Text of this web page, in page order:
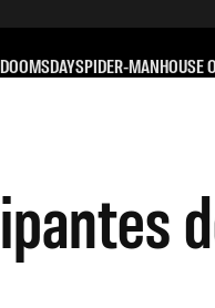
SPIDER-MANHOUSE